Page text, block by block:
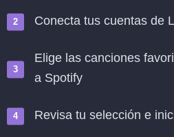
Conecta tus cuentas de
Elige las canciones
a Spotify
Revisa tu selección e